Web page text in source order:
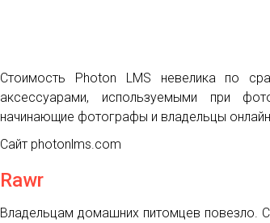
Стоимость Photon LMS невелика по
аксессуарами, используемыми при
начинающие фотографы и владельцы
Сайт photonlms.com
Rawr
Владельцам домашних питомцев повезло.